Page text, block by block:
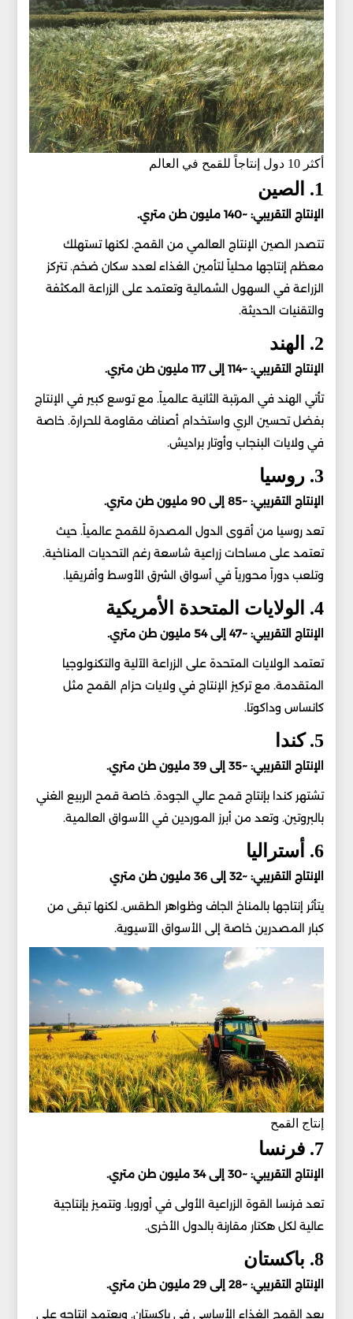
أكثر 10 دول إنتاجاً للقمح في العالم
1. الصين
الإنتاج التقريبي: ~140 مليون طن متري.
تتصدر الصين الإنتاج العالمي من القمح. لكنها تستهلك
معظم إنتاجها محلياً لتأمين الغذاء لعدد سكان ضخم. تتركز
الزراعة في السهول الشمالية وتعتمد على الزراعة المكثفة
والتقنيات الحديثة.
2. الهند
الإنتاج التقريبي: ~114 إلى 117 مليون طن متري.
تأتي الهند في المرتبة الثانية عالمياً. مع توسع كبير في الإنتاج
بفضل تحسين الري واستخدام أصناف مقاومة للحرارة. خاصة
في ولايات البنجاب وأوتار براديش.
3. روسيا
الإنتاج التقريبي: ~85 إلى 90 مليون طن متري.
تعد روسيا من أقوى الدول المصدرة للقمح عالمياً. حيث
تعتمد على مساحات زراعية شاسعة رغم التحديات المناخية.
وتلعب دوراً محورياً في أسواق الشرق الأوسط وأفريقيا.
4. الولايات المتحدة الأمريكية
الإنتاج التقريبي: ~47 إلى 54 مليون طن متري.
تعتمد الولايات المتحدة على الزراعة الآلية والتكنولوجيا
المتقدمة. مع تركيز الإنتاج في ولايات حزام القمح مثل
كانساس وداكوتا.
5. كندا
الإنتاج التقريبي: ~35 إلى 39 مليون طن متري.
تشتهر كندا بإنتاج قمح عالي الجودة. خاصة قمح الربيع الغني
بالبروتين. وتعد من أبرز الموردين في الأسواق العالمية.
6. أستراليا
الإنتاج التقريبي: ~32 إلى 36 مليون طن متري
يتأثر إنتاجها بالمناخ الجاف وظواهر الطقس. لكنها تبقى من
كبار المصدرين خاصة إلى الأسواق الآسيوية.
إنتاج القمح
7. فرنسا
الإنتاج التقريبي: ~30 إلى 34 مليون طن متري.
تعد فرنسا القوة الزراعية الأولى في أوروبا. وتتميز بإنتاجية
عالية لكل هكتار مقارنة بالدول الأخرى.
8. باكستان
الإنتاج التقريبي: ~28 إلى 29 مليون طن متري.
يعد القمح الغذاء الأساسي في باكستان. ويعتمد إنتاجه على